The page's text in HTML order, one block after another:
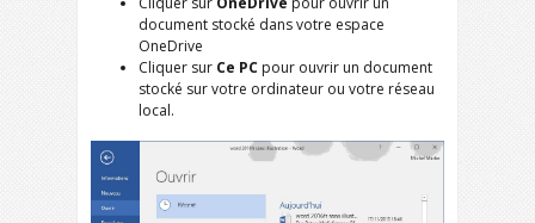
document stocké dans votre espace
OneDrive
Cliquer sur Ce PC pour ouvrir un document
stocké sur votre ordinateur ou votre réseau
local.